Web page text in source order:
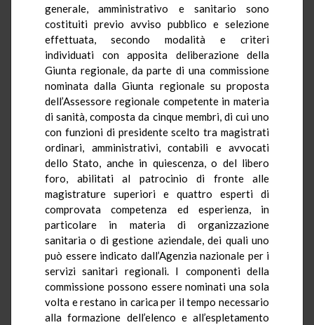
generale, amministrativo e sanitario sono
costituiti previo avviso pubblico e selezione
effettuata, secondo modalità e criteri
individuati con apposita deliberazione della
Giunta regionale, da parte di una commissione
nominata dalla Giunta regionale su proposta
dell’Assessore regionale competente in materia
di sanità, composta da cinque membri, di cui uno
con funzioni di presidente scelto tra magistrati
ordinari, amministrativi, contabili e avvocati
dello Stato, anche in quiescenza, o del libero
foro, abilitati al patrocinio di fronte alle
magistrature superiori e quattro esperti di
comprovata competenza ed esperienza, in
particolare in materia di organizzazione
sanitaria o di gestione aziendale, dei quali uno
può essere indicato dall’Agenzia nazionale per i
servizi sanitari regionali. I componenti della
commissione possono essere nominati una sola
volta e restano in carica per il tempo necessario
alla formazione dell’elenco e all’espletamento